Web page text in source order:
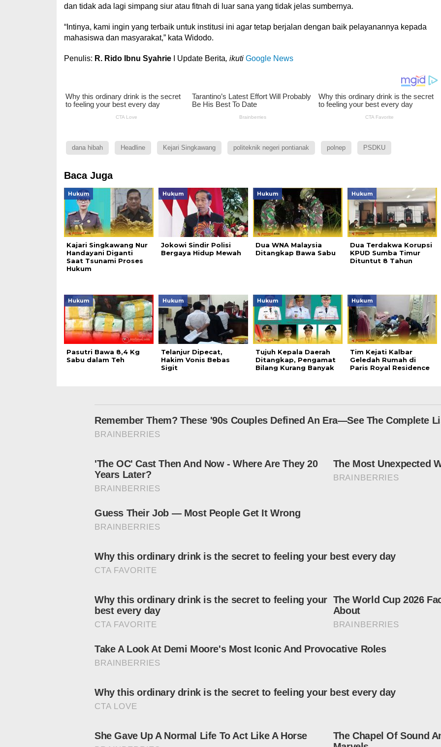
dan tidak ada lagi simpang siur atau fitnah di luar sana yang tidak jelas sumbernya.
“Intinya, kami ingin yang terbaik untuk institusi ini agar tetap berjalan dengan baik pelayanannya kepada
mahasiswa dan masyarakat,” kata Widodo.
Penulis: R. Rido Ibnu SyahrieI Update Berita, ikuti Google News
dana hibah Headline Kejari Singkawang politeknik negeri pontianak polnep PSDKU
Baca Juga
Hukum
Kajari Singkawang Nur
Handayani Diganti
Saat Tsunami Proses
Hukum
Hukum
Jokowi Sindir Polisi
Bergaya Hidup Mewah
Hukum
Dua WNA Malaysia
Ditangkap Bawa Sabu
Hukum
Dua Terdakwa Korupsi
KPUD Sumba Timur
Dituntut 8 Tahun
Hukum
Pasutri Bawa 8,4 Kg
Sabu dalam Teh
Hukum
Telanjur Dipecat,
Hakim Vonis Bebas
Sigit
Hukum
Tujuh Kepala Daerah
Ditangkap, Pengamat
Bilang Kurang Banyak
Hukum
Tim Kejati Kalbar
Geledah Rumah di
Paris Royal Residence